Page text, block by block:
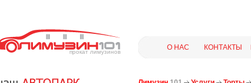
прокат лимузинов
О НАС КОНТАКТЫ